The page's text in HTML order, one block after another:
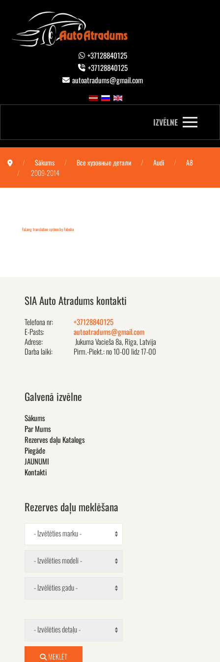
+37128840125
+37128840125
autoatradums@gmail.com
IZVĒLNE
Sākums Все кузовные детали Audi
A8
2009-2014
FaLang translation system by Faboba
SIA Auto Atradums kontakti
Telefona nr:
+37128840125
E-Pasts:
autoatradums@gmail.com
Adrese:
Jukuma Vacieša 8a, Rīga, Latvija
Darba laiki:
Pirm.-Piekt.: no 10-00 līdz 17-00
Galvenā izvēlne
Sākums
Par Mums
Rezerves daļu Katalogs
Piegāde
JAUNUMI
Kontakti
Rezerves daļu meklēšana
- Izvētēties marku -
- Izvēlēties modeli -
- Izvēlēties gadu -
- Izvēlēties detaļu -
MEKLĒT